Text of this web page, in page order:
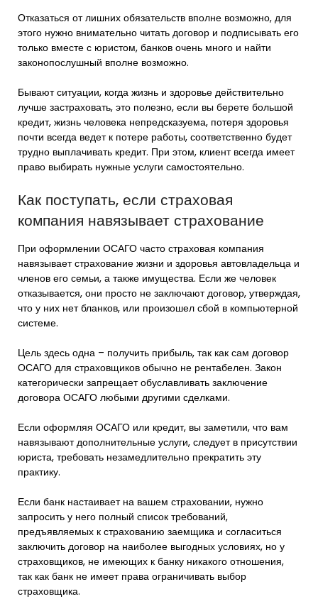
Отказаться от лишних обязательств вполне возможно, для
этого нужно внимательно читать договор и подписывать его
только вместе с юристом, банков очень много и найти
законопослушный вполне возможно.
Бывают ситуации, когда жизнь и здоровье действительно
лучше застраховать, это полезно, если вы берете большой
кредит, жизнь человека непредсказуема, потеря здоровья
почти всегда ведет к потере работы, соответственно будет
трудно выплачивать кредит. При этом, клиент всегда имеет
право выбирать нужные услуги самостоятельно.
Как поступать, если страховая
компания навязывает страхование
При оформлении ОСАГО часто страховая компания
навязывает страхование жизни и здоровья автовладельца и
членов его семьи, а также имущества. Если же человек
отказывается, они просто не заключают договор, утверждая,
что у них нет бланков, или произошел сбой в компьютерной
системе.
Цель здесь одна – получить прибыль, так как сам договор
ОСАГО для страховщиков обычно не рентабелен. Закон
категорически запрещает обуславливать заключение
договора ОСАГО любыми другими сделками.
Если оформляя ОСАГО или кредит, вы заметили, что вам
навязывают дополнительные услуги, следует в присутствии
юриста, требовать незамедлительно прекратить эту
практику.
Если банк настаивает на вашем страховании, нужно
запросить у него полный список требований,
предъявляемых к страхованию заемщика и согласиться
заключить договор на наиболее выгодных условиях, но у
страховщиков, не имеющих к банку никакого отношения,
так как банк не имеет права ограничивать выбор
страховщика.